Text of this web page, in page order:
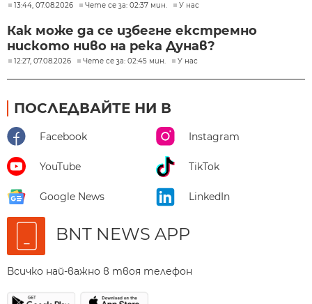
13:44, 07.08.2026 Чете се за: 02:37 мин. У нас
Как може да се избегне екстремно
ниското ниво на река Дунав?
12:27, 07.08.2026 Чете се за: 02:45 мин. У нас
ПОСЛЕДВАЙТЕ НИ В
Facebook Instagram
YouTube TikTok
Google News LinkedIn
BNT NEWS APP
Всичко най-важно в твоя телефон